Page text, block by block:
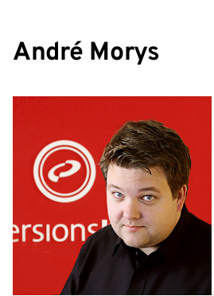
André Morys